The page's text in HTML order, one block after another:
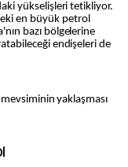
yükselişleri tetikliyor.
en büyük petrol
bazı bölgelerine
endişeleri de
mevsiminin yaklaşması